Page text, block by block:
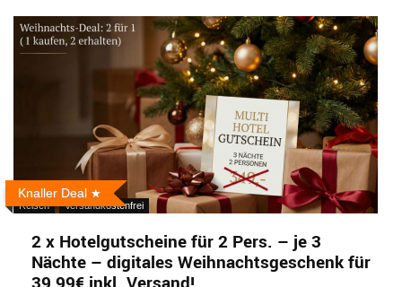
Knaller Deal
Reisen Versandkostenfrei
2 x Hotelgutscheine für 2 Pers. – je 3
Nächte – digitales Weihnachtsgeschenk für
39,99€ inkl. Versand!